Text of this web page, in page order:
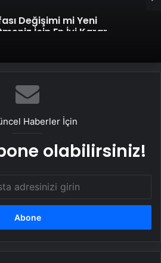
Değişimi mi Yeni
İçin En İyi Karar
Haberler İçin
olabilirsiniz!